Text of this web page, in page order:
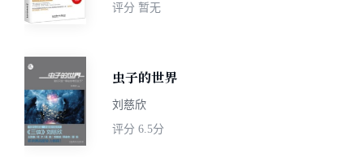
评分 暂无
虫子的世界
刘慈欣
评分 6.5分